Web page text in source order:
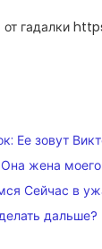
от гадалки